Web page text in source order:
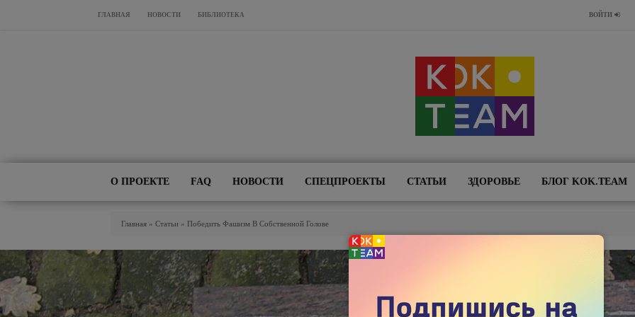
Перейти к основному содержанию
ГЛАВНАЯ НОВОСТИ БИБЛИОТЕКА ВОЙТИ
О ПРОЕКТЕ FAQ НОВОСТИ СПЕЦПРОЕКТЫ СТАТЬИ ЗДОРОВЬЕ БЛОГ KOK.TEAM
Главная » Статьи » Победить Фашизм В Собственной Голове